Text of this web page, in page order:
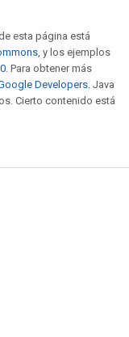
esta página está
, y los ejemplos
. Para obtener más
Developers. Java
Cierto contenido está